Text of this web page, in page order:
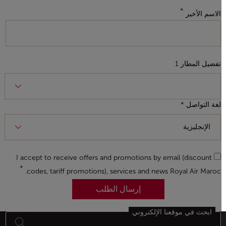
الاسم الأخير
تفضيل المطار 1
لغة التواصل *
I accept to receive offers and promotions by email (discount
codes, tariff promotions), services and news Royal Air Maroc.
إرسال الطلب
أسفل الصفحة خريطة الموقع
ابحث في موقعنا الإلكتروني